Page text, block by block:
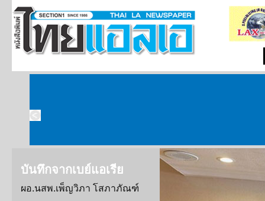
บันทึกจากเบย์แอเรีย
ผอ.นสพ.เพ็ญวิภา โสภาภัณฑ์